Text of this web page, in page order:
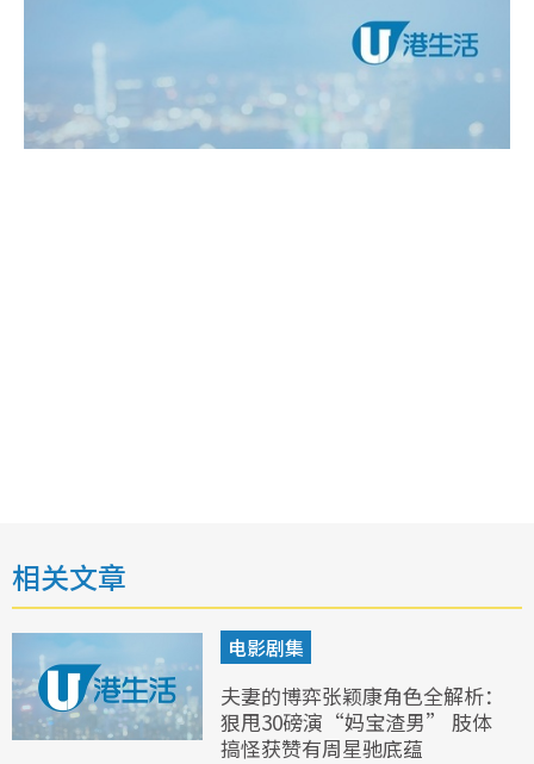
相关文章
电影剧集
夫妻的博弈张颖康角色全解析：
狠甩30磅演“妈宝渣男” 肢体
搞怪获赞有周星驰底蕴